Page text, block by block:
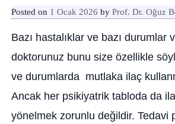
Posted on 1 Ocak 2026 by Prof. Dr. Oğuz
Bazı hastalıklar ve bazı durumlar
doktorunuz bunu size özellikle
ve durumlarda mutlaka ilaç
Ancak her psikiyatrik tabloda da
yönelmek zorunlu değildir. Tedavi